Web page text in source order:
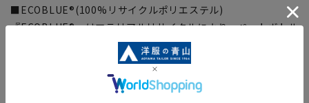
■ECOBLUE®(100%リサイクルポリエステル)
『ECOBLUE®』はマテリアルリサイクルにより、ペットボトル
を繊維へと再生しています。当製品は裏地の糸の一部に
『ECOBLUE®』を使用しています。
【シルエット】《標準》 (当社比)